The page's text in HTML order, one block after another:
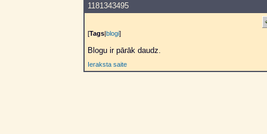
1181343495
[Tags|blogi]
Blogu ir pārāk daudz.
Ieraksta saite